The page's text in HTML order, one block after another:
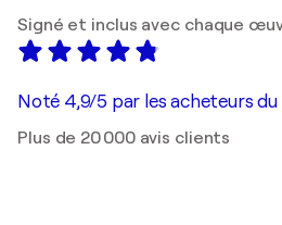
Signé et inclus avec chaque
Noté 4,9/5 par les acheteurs
Plus de 20 000 avis clients